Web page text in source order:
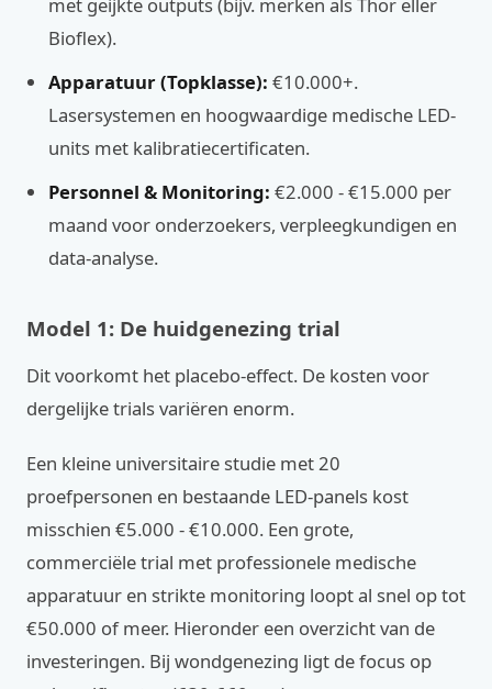
Bioflex).
Apparatuur (Topklasse): €10.000+.
Lasersystemen en hoogwaardige medische LED-
units met kalibratiecertificaten.
Personnel & Monitoring: €2.000 - €15.000 per
maand voor onderzoekers, verpleegkundigen en
data-analyse.
Model 1: De huidgenezing trial
Dit voorkomt het placebo-effect. De kosten voor
dergelijke trials variëren enorm.
Een kleine universitaire studie met 20
proefpersonen en bestaande LED-panels kost
misschien €5.000 - €10.000. Een grote,
commerciële trial met professionele medische
apparatuur en strikte monitoring loopt al snel op tot
€50.000 of meer. Hieronder een overzicht van de
investeringen. Bij wondgenezing ligt de focus op